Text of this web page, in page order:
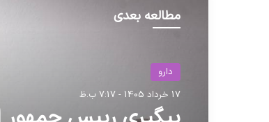
مطالعه بعدی
دارو
17 خرداد 1405 - 7:17 ب.ظ